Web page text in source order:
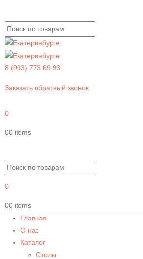
8 (993) 773 69 93
Заказать обратный звонок
0
00 items
0
00 items
Главная
О нас
Каталог
Столы